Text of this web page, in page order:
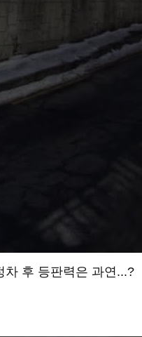
차 후 등판력은 과연...?